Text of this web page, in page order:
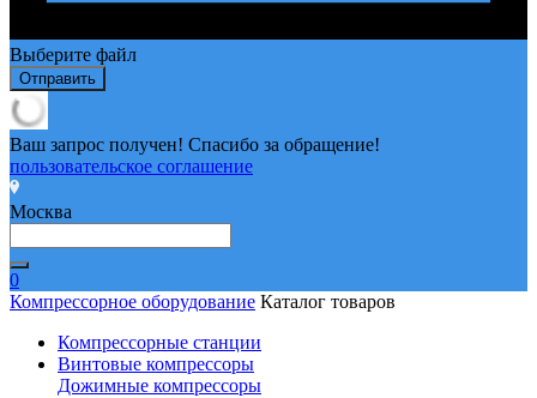
Выберите файл
Отправить
Ваш запрос получен! Спасибо за обращение!
пользовательское соглашение
Москва
0
Компрессорное оборудование Каталог товаров
Компрессорные станции
Винтовые компрессоры
Дожимные компрессоры